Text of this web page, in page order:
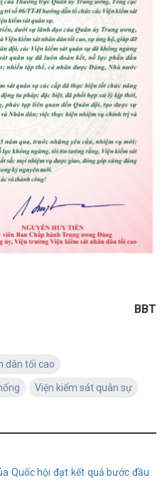
BBT
dân tối cao
Viện kiểm sát quân sự
Quốc hội đạt kết quả bước đầu